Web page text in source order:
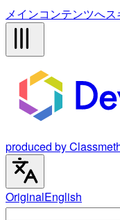
メインコンテンツへ
produced by
OriginalEnglish